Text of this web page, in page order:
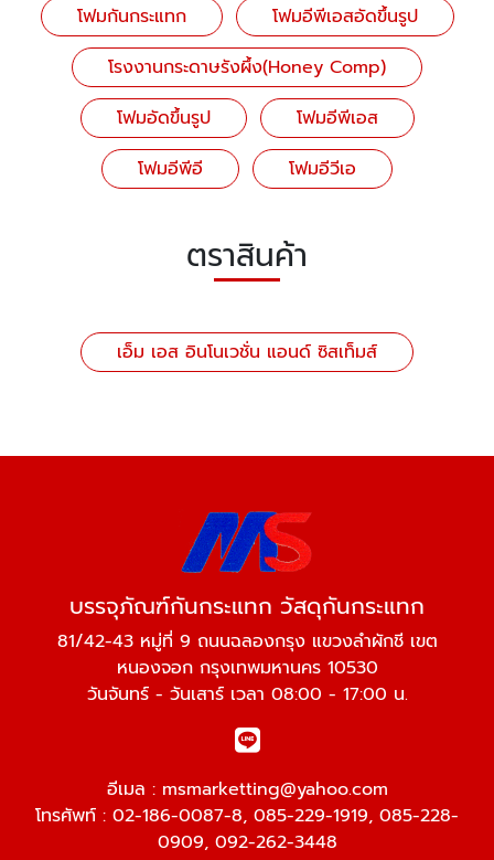
โฟมกันกระแทก
โฟมอีพีเอสอัดขึ้นรูป
โรงงานกระดาษรังผึ้ง(Honey Comp)
โฟมอัดขึ้นรูป
โฟมอีพีเอส
โฟมอีพีอี
โฟมอีวีเอ
ตราสินค้า
เอ็ม เอส อินโนเวชั่น แอนด์ ซิสเท็มส์
บรรจุภัณฑ์กันกระแทก วัสดุกันกระแทก
81/42-43 หมู่ที่ 9 ถนนฉลองกรุง แขวงลำผักชี เขต
หนองจอก กรุงเทพมหานคร 10530
วันจันทร์ - วันเสาร์ เวลา 08:00 - 17:00 น.
อีเมล : msmarketting@yahoo.com
โทรศัพท์ : 02-186-0087-8, 085-229-1919, 085-228-
0909, 092-262-3448